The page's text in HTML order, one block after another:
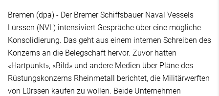
Bremen (dpa) - Der Bremer Schiffsbauer Naval Vessels
Lürssen (NVL) intensiviert Gespräche über eine mögliche
Konsolidierung. Das geht aus einem internen Schreiben des
Konzerns an die Belegschaft hervor. Zuvor hatten
«Hartpunkt», «Bild» und andere Medien über Pläne des
Rüstungskonzerns Rheinmetall berichtet, die Militärwerften
von Lürssen kaufen zu wollen. Beide Unternehmen